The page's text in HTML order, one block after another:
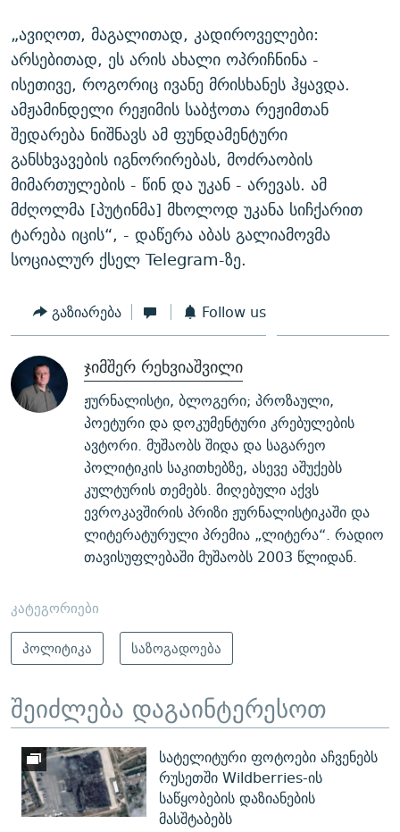
„ავიღოთ, მაგალითად, კადიროველები:
არსებითად, ეს არის ახალი ოპრიჩნინა -
ისეთივე, როგორიც ივანე მრისხანეს ჰყავდა.
ამჟამინდელი რეჟიმის საბჭოთა რეჟიმთან
შედარება ნიშნავს ამ ფუნდამენტური
განსხვავების იგნორირებას, მოძრაობის
მიმართულების - წინ და უკან - არევას. ამ
მძღოლმა [პუტინმა] მხოლოდ უკანა სიჩქარით
ტარება იცის“, - დაწერა აბას გალიამოვმა
სოციალურ ქსელ Telegram-ზე.
გაზიარება Follow us
ჯიმშერ რეხვიაშვილი
ჟურნალისტი, ბლოგერი; პროზაული,
პოეტური და დოკუმენტური კრებულების
ავტორი. მუშაობს შიდა და საგარეო
პოლიტიკის საკითხებზე, ასევე აშუქებს
კულტურის თემებს. მიღებული აქვს
ევროკავშირის პრიზი ჟურნალისტიკაში და
ლიტერატურული პრემია „ლიტერა“. რადიო
თავისუფლებაში მუშაობს 2003 წლიდან.
კატეგორიები
პოლიტიკა
საზოგადოება
შეიძლება დაგაინტერესოთ
სატელიტური ფოტოები აჩვენებს
რუსეთში Wildberries-ის
საწყობების დაზიანების
მასშტაბებს